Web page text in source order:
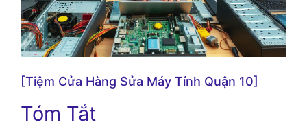
[Tiệm Cửa Hàng Sửa Máy Tính Quận 10]
Tóm Tắt